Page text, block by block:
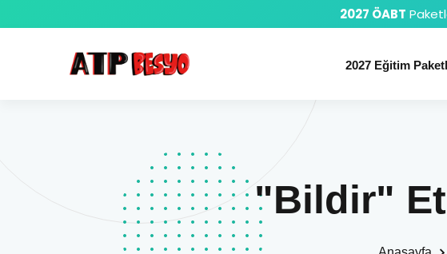
2027 ÖABT
2027 Eğitim
"Bildir"